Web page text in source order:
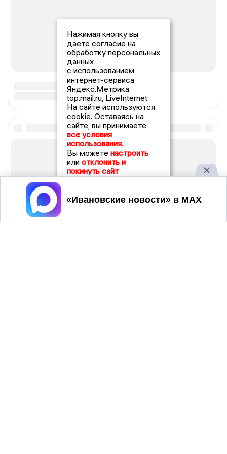
Нажимая кнопку вы
даете согласие на
обработку персональных
данных
с использованием
интернет-сервиса
Яндекс.Метрика,
top.mail.ru, LiveInternet.
На сайте используются
cookie. Оставаясь на
сайте, вы принимаете
все условия
использования.
Вы можете настроить
или отклонить и
покинуть сайт
Принять